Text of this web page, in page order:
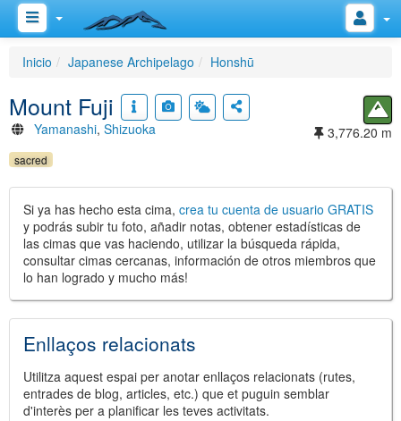
Inicio Japanese Archipelago Honshū
Mount Fuji
Yamanashi, Shizuoka 3,776.20 m
sacred
Si ya has hecho esta cima, crea tu cuenta de usuario GRATIS
y podrás subir tu foto, añadir notas, obtener estadísticas de
las cimas que vas haciendo, utilizar la búsqueda rápida,
consultar cimas cercanas, información de otros miembros que
lo han logrado y mucho más!
Enllaços relacionats
Utilitza aquest espai per anotar enllaços relacionats (rutes,
entrades de blog, articles, etc.) que et puguin semblar
d'interès per a planificar les teves activitats.